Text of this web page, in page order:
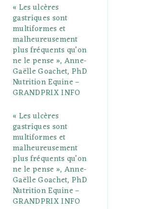
e
P
u
s
g
r
a
r
e
s
« Les ulcères
gastriques sont
multiformes et
malheureusement
plus fréquents qu’on
ne le pense », Anne-
Gaëlle Goachet, PhD
Nutrition Equine –
GRANDPRIX INFO
« Les ulcères
gastriques sont
multiformes et
malheureusement
plus fréquents qu’on
ne le pense », Anne-
Gaëlle Goachet, PhD
Nutrition Equine –
GRANDPRIX INFO